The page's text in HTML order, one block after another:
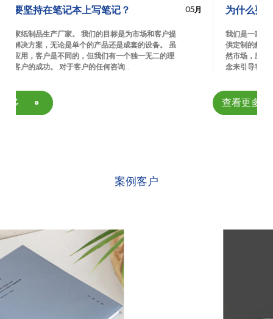
客户提
备。 虽
二的理
05月 为什么要坚持在笔记本上写笔记？
我们是一家纸制品生产厂家。 我们的目标是为市场和客户提
供定制的解决方案，无论是单个的产品还是成套的设备。 虽
然市场，应用，客户是不同的，但我们有一个独一无二的理
念来引导客户的成功。 对于客户的任何咨询...
案例客户